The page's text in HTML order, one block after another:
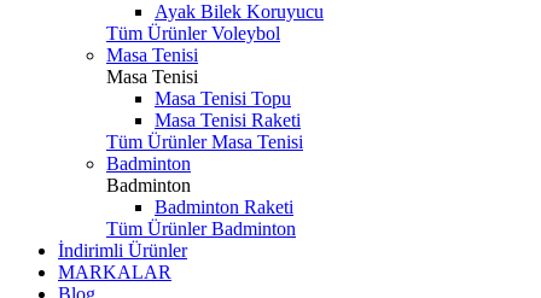
Ayak Bilek Koruyucu
Tüm Ürünler Voleybol
Masa Tenisi
Masa Tenisi
Masa Tenisi Topu
Masa Tenisi Raketi
Tüm Ürünler Masa Tenisi
Badminton
Badminton
Badminton Raketi
Tüm Ürünler Badminton
İndirimli Ürünler
MARKALAR
Blog